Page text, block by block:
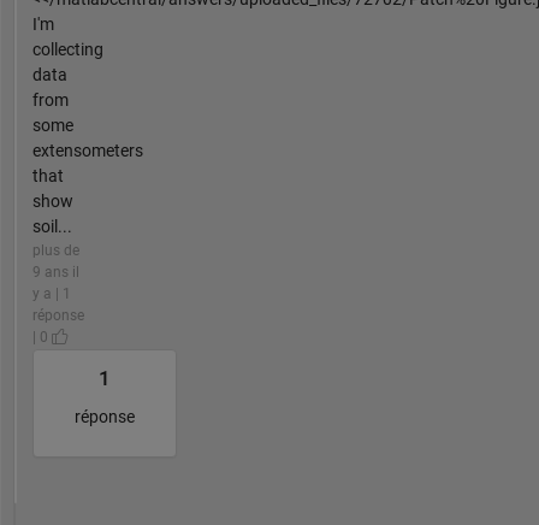
I'm
collecting
data
from
some
extensometers
that
show
soil...
plus de
9 ans il
y a | 1
réponse
| 0
1
réponse